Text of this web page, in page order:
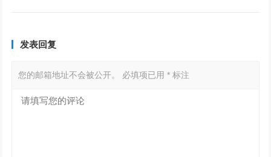
发表回复
您的邮箱地址不会被公开。 必填项已用* 标注